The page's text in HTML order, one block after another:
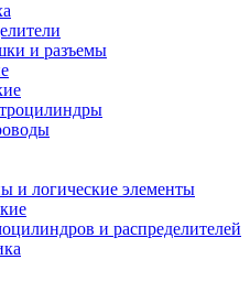
и разъемы
и логические элементы
и распределителей